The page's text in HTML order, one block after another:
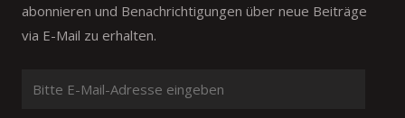
abonnieren und Benachrichtigungen über neue Beiträge
via E-Mail zu erhalten.